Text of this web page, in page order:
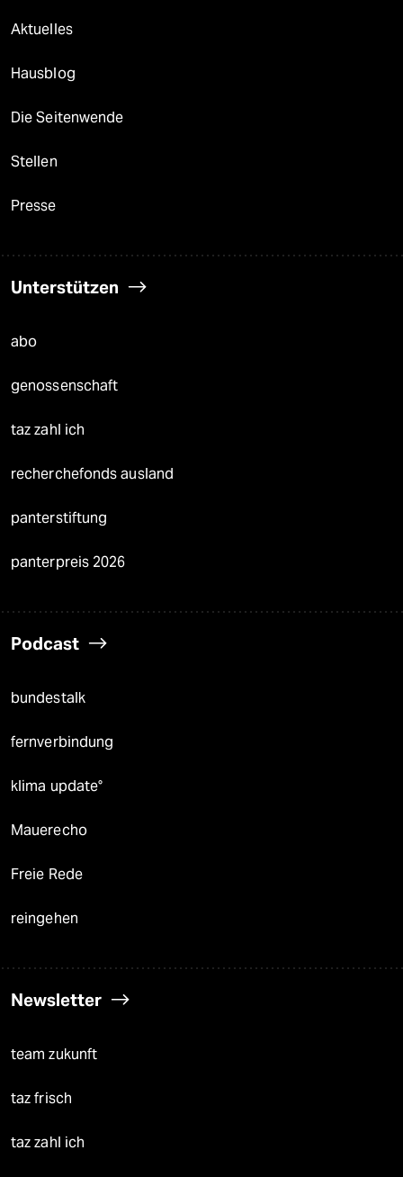
Aktuelles
Hausblog
Die Seitenwende
Stellen
Presse
Unterstützen
abo
genossenschaft
taz zahl ich
recherchefonds ausland
panterstiftung
panterpreis 2026
Podcast
bundestalk
fernverbindung
klima update°
Mauerecho
Freie Rede
reingehen
Newsletter
team zukunft
taz frisch
taz zahl ich